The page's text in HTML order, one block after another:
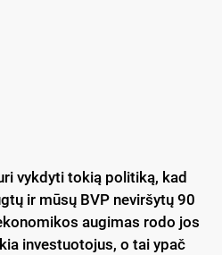
vykdyti tokią politiką, kad
ir mūsų BVP neviršytų 90
augimas rodo jos
investuotojus, o tai ypač